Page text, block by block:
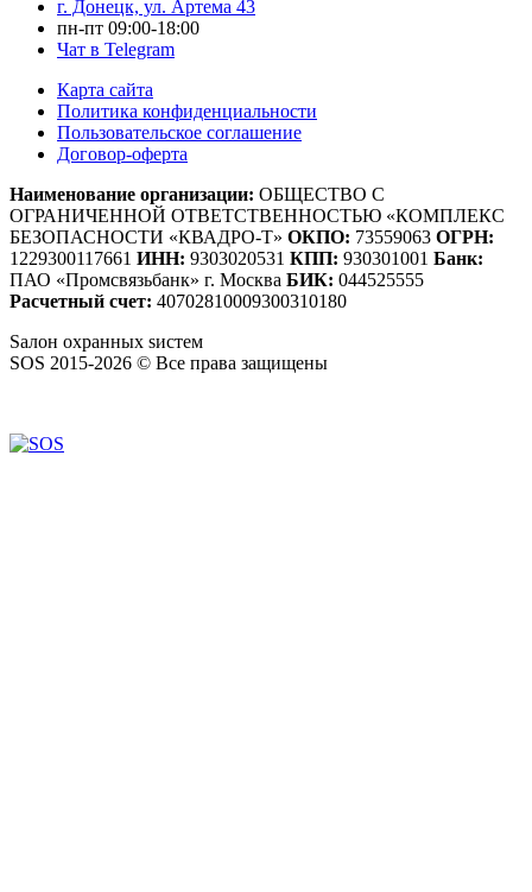
г. Донецк, ул. Артема 43
пн-пт 09:00-18:00
Чат в Telegram
Карта сайта
Политика конфиденциальности
Пользовательское соглашение
Договор-оферта
Наименование организации: ОБЩЕСТВО С
ОГРАНИЧЕННОЙ ОТВЕТСТВЕННОСТЬЮ «КОМПЛЕКС
БЕЗОПАСНОСТИ «КВАДРО-Т» ОКПО: 73559063 ОГРН:
1229300117661 ИНН: 9303020531 КПП: 930301001 Банк:
ПАО «Промсвязьбанк» г. Москва БИК: 044525555
Расчетный счет: 40702810009300310180
Sалон охранных sистем
SOS 2015-2026 © Все права защищены